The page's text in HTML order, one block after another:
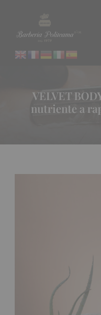
VELVET
nutriente a